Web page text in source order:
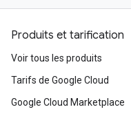
Produits et tarification
Voir tous les produits
Tarifs de Google Cloud
Google Cloud Marketplace